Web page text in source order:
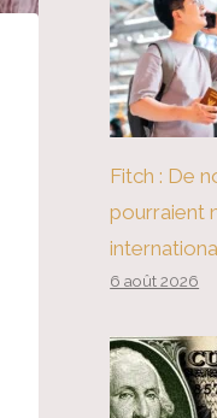
Fitch : De
pourraient
6 août 2026